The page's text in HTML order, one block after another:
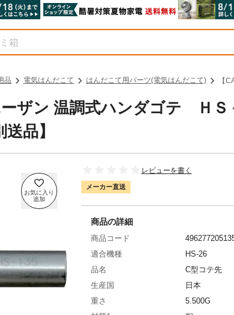
品 電気はんだこて はんだこて用パーツ(電気はんだこて) 【
ーザン 温調式ハンダゴテ Ｈ
品】
レビューを書く
メーカー直送
商品の詳細
商品コード
適合機種
HS-26
品名
C型コテ先
生産国
日本
重さ
5.500G